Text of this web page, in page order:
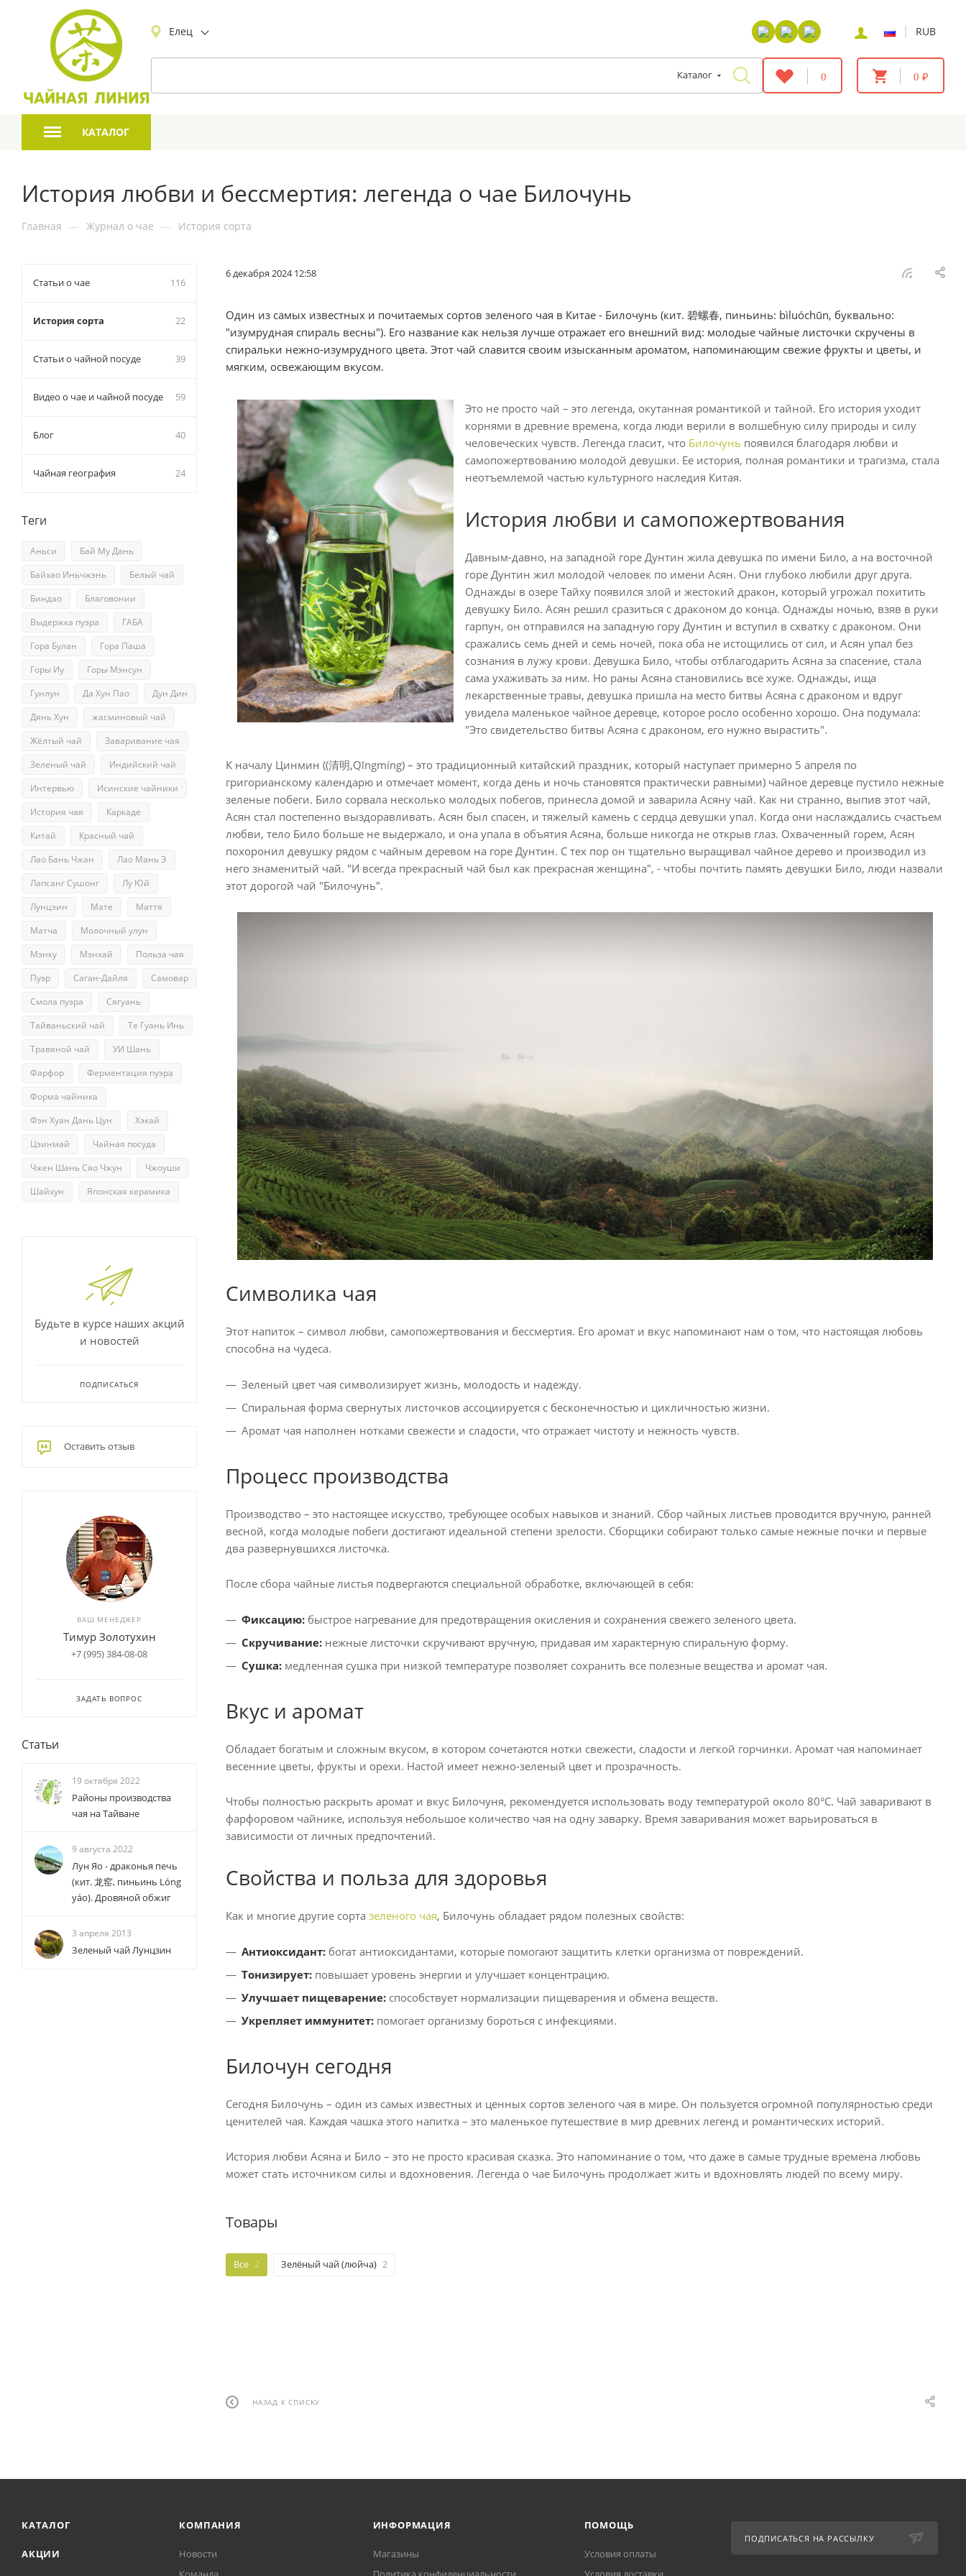
Елец | RUB
Каталог 0 0 ₽
КАТАЛОГ
История любви и бессмертия: легенда о чае Билочунь
Главная — Журнал о чае — История сорта
6 декабря 2024 12:58
Один из самых известных и почитаемых сортов зеленого чая в Китае - Билочунь (кит. 碧螺春, пиньинь: bìluóchūn, буквально:
"изумрудная спираль весны"). Его название как нельзя лучше отражает его внешний вид: молодые чайные листочки скручены в
спиральки нежно-изумрудного цвета. Этот чай славится своим изысканным ароматом, напоминающим свежие фрукты и цветы, и
мягким, освежающим вкусом.
Это не просто чай – это легенда, окутанная романтикой и тайной. Его история уходит
корнями в древние времена, когда люди верили в волшебную силу природы и силу
человеческих чувств. Легенда гласит, что Билочунь появился благодаря любви и
самопожертвованию молодой девушки. Ее история, полная романтики и трагизма, стала
неотъемлемой частью культурного наследия Китая.
История любви и самопожертвования
Давным-давно, на западной горе Дунтин жила девушка по имени Било, а на восточной
горе Дунтин жил молодой человек по имени Асян. Они глубоко любили друг друга.
Однажды в озере Тайху появился злой и жестокий дракон, который угрожал похитить
девушку Било. Асян решил сразиться с драконом до конца. Однажды ночью, взяв в руки
гарпун, он отправился на западную гору Дунтин и вступил в схватку с драконом. Они
сражались семь дней и семь ночей, пока оба не истощились от сил, и Асян упал без
сознания в лужу крови. Девушка Било, чтобы отблагодарить Асяна за спасение, стала
сама ухаживать за ним. Но раны Асяна становились все хуже. Однажды, ища
лекарственные травы, девушка пришла на место битвы Асяна с драконом и вдруг
увидела маленькое чайное деревце, которое росло особенно хорошо. Она подумала:
"Это свидетельство битвы Асяна с драконом, его нужно вырастить".
К началу Цинмин ((清明,Qīngmíng) – это традиционный китайский праздник, который наступает примерно 5 апреля по
григорианскому календарю и отмечает момент, когда день и ночь становятся практически равными) чайное деревце пустило нежные
зеленые побеги. Било сорвала несколько молодых побегов, принесла домой и заварила Асяну чай. Как ни странно, выпив этот чай,
Асян стал постепенно выздоравливать. Асян был спасен, и тяжелый камень с сердца девушки упал. Когда они наслаждались счастьем
любви, тело Било больше не выдержало, и она упала в объятия Асяна, больше никогда не открыв глаз. Охваченный горем, Асян
похоронил девушку рядом с чайным деревом на горе Дунтин. С тех пор он тщательно выращивал чайное дерево и производил из
него знаменитый чай. "И всегда прекрасный чай был как прекрасная женщина", - чтобы почтить память девушки Било, люди назвали
этот дорогой чай "Билочунь".
Символика чая
Этот напиток – символ любви, самопожертвования и бессмертия. Его аромат и вкус напоминают нам о том, что настоящая любовь
способна на чудеса.
Зеленый цвет чая символизирует жизнь, молодость и надежду.
Спиральная форма свернутых листочков ассоциируется с бесконечностью и цикличностью жизни.
Аромат чая наполнен нотками свежести и сладости, что отражает чистоту и нежность чувств.
Процесс производства
Производство – это настоящее искусство, требующее особых навыков и знаний. Сбор чайных листьев проводится вручную, ранней
весной, когда молодые побеги достигают идеальной степени зрелости. Сборщики собирают только самые нежные почки и первые
два развернувшихся листочка.
После сбора чайные листья подвергаются специальной обработке, включающей в себя:
Фиксацию: быстрое нагревание для предотвращения окисления и сохранения свежего зеленого цвета.
Скручивание: нежные листочки скручивают вручную, придавая им характерную спиральную форму.
Сушка: медленная сушка при низкой температуре позволяет сохранить все полезные вещества и аромат чая.
Вкус и аромат
Обладает богатым и сложным вкусом, в котором сочетаются нотки свежести, сладости и легкой горчинки. Аромат чая напоминает
весенние цветы, фрукты и орехи. Настой имеет нежно-зеленый цвет и прозрачность.
Чтобы полностью раскрыть аромат и вкус Билочуня, рекомендуется использовать воду температурой около 80°C. Чай заваривают в
фарфоровом чайнике, используя небольшое количество чая на одну заварку. Время заваривания может варьироваться в
зависимости от личных предпочтений.
Свойства и польза для здоровья
Как и многие другие сорта зеленого чая, Билочунь обладает рядом полезных свойств:
Антиоксидант: богат антиоксидантами, которые помогают защитить клетки организма от повреждений.
Тонизирует: повышает уровень энергии и улучшает концентрацию.
Улучшает пищеварение: способствует нормализации пищеварения и обмена веществ.
Укрепляет иммунитет: помогает организму бороться с инфекциями.
Билочун сегодня
Сегодня Билочунь – один из самых известных и ценных сортов зеленого чая в мире. Он пользуется огромной популярностью среди
ценителей чая. Каждая чашка этого напитка – это маленькое путешествие в мир древних легенд и романтических историй.
История любви Асяна и Било – это не просто красивая сказка. Это напоминание о том, что даже в самые трудные времена любовь
может стать источником силы и вдохновения. Легенда о чае Билочунь продолжает жить и вдохновлять людей по всему миру.
Товары
Все 2 Зелёный чай (люйча) 2
НАЗАД К СПИСКУ
Статьи о чае 116
История сорта 22
Статьи о чайной посуде 39
Видео о чае и чайной посуде 59
Блог 40
Чайная география 24
Теги
Аньси
Бай Му Дань
Байхао Иньчжэнь
Белый чай
Биндао
Благовонии
Выдержка пуэра
ГАБА
Гора Булан
Гора Паша
Горы Иу
Горы Мэнсун
Гунлун
Да Хун Пао
Дун Дин
Дянь Хун
жасминовый чай
Жёлтый чай
Заваривание чая
Зеленый чай
Индийский чай
Интервью
Исинские чайники
История чая
Каркаде
Китай
Красный чай
Лао Бань Чжан
Лао Мань Э
Лапсанг Сушонг
Лу Юй
Лунцзин
Мате
Маття
Матча
Молочный улун
Мэнку
Мэнхай
Польза чая
Пуэр
Саган-Дайля
Самовар
Смола пуэра
Сягуань
Тайваньский чай
Те Гуань Инь
Травяной чай
УИ Шань
Фарфор
Ферментация пуэра
Форма чайника
Фэн Хуан Дань Цун
Хэкай
Цзинмай
Чайная посуда
Чжен Шань Сяо Чжун
Чжоуши
Шайхун
Японская керамика
Будьте в курсе наших акций
и новостей
ПОДПИСАТЬСЯ
Оставить отзыв
ВАШ МЕНЕДЖЕР
Тимур Золотухин
+7 (995) 384-08-08
ЗАДАТЬ ВОПРОС
Статьи
19 октября 2022
Районы производства
чая на Тайване
9 августа 2022
Лун Яо - драконья печь
(кит. 龙窑, пиньинь Lóng
yáo). Дровяной обжиг
3 апреля 2013
Зеленый чай Лунцзин
КАТАЛОГ
АКЦИИ
КОМПАНИЯ
Новости
ИНФОРМАЦИЯ
Магазины
ПОМОЩЬ
Условия оплаты
ПОДПИСАТЬСЯ НА РАССЫЛКУ